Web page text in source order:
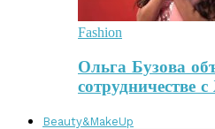
Fashion
Ольга Бузова
сотрудничестве
Beauty&MakeUp